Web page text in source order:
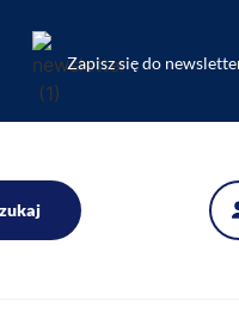
Zapisz się do